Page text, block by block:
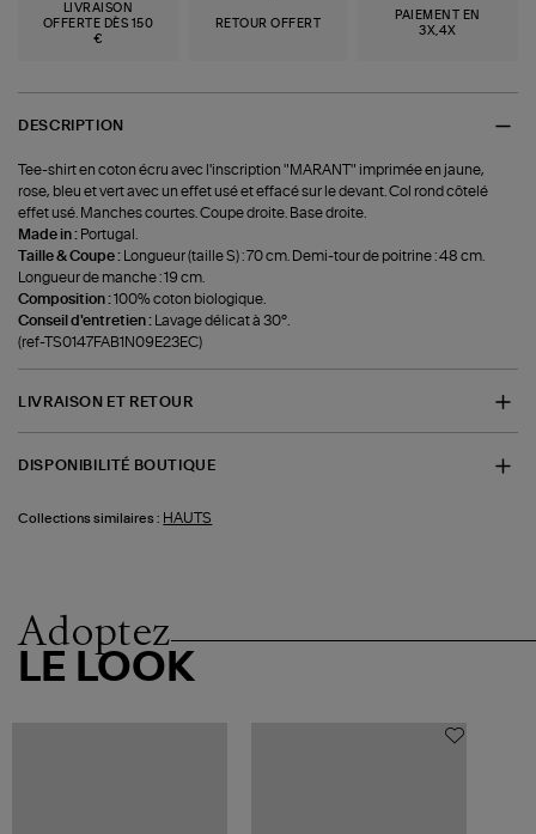
LIVRAISON
OFFERTE DÈS 150
€
RETOUR OFFERT
PAIEMENT EN
3X,4X
DESCRIPTION
Tee-shirt en coton écru avec l'inscription "MARANT" imprimée en jaune,
rose, bleu et vert avec un effet usé et effacé sur le devant. Col rond côtelé
effet usé. Manches courtes. Coupe droite. Base droite.
Made in : Portugal.
Taille & Coupe :
Longueur (taille S) : 70 cm. Demi-tour de poitrine : 48 cm.
Longueur de manche : 19 cm.
Composition :100% coton biologique.
Conseil d'entretien :
Lavage délicat à 30°.
(ref-TS0147FAB1N09E23EC)
LIVRAISON ET RETOUR
DISPONIBILITÉ BOUTIQUE
Collections similaires : HAUTS
Adoptez
LE LOOK